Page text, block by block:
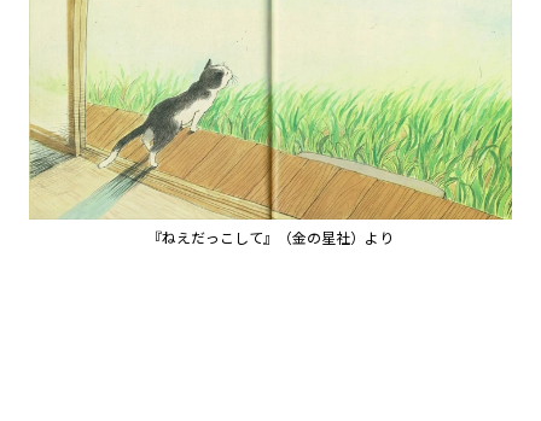
『ねえだっこして』（金の星社）より